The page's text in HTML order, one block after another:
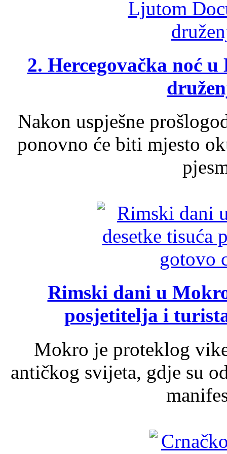
2. Hercegovačka noć
Nakon uspješne
ponovno će biti mjesto
Rimski dani u
posjetitelja i
Mokro je proteklog
antičkog svijeta, gdje su